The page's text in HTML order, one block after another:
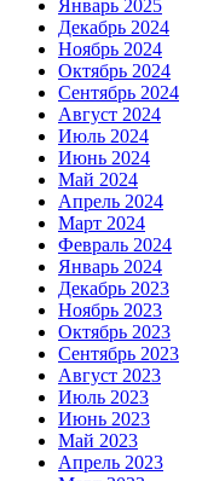
Январь 2025
Декабрь 2024
Ноябрь 2024
Октябрь 2024
Сентябрь 2024
Август 2024
Июль 2024
Июнь 2024
Май 2024
Апрель 2024
Март 2024
Февраль 2024
Январь 2024
Декабрь 2023
Ноябрь 2023
Октябрь 2023
Сентябрь 2023
Август 2023
Июль 2023
Июнь 2023
Май 2023
Апрель 2023